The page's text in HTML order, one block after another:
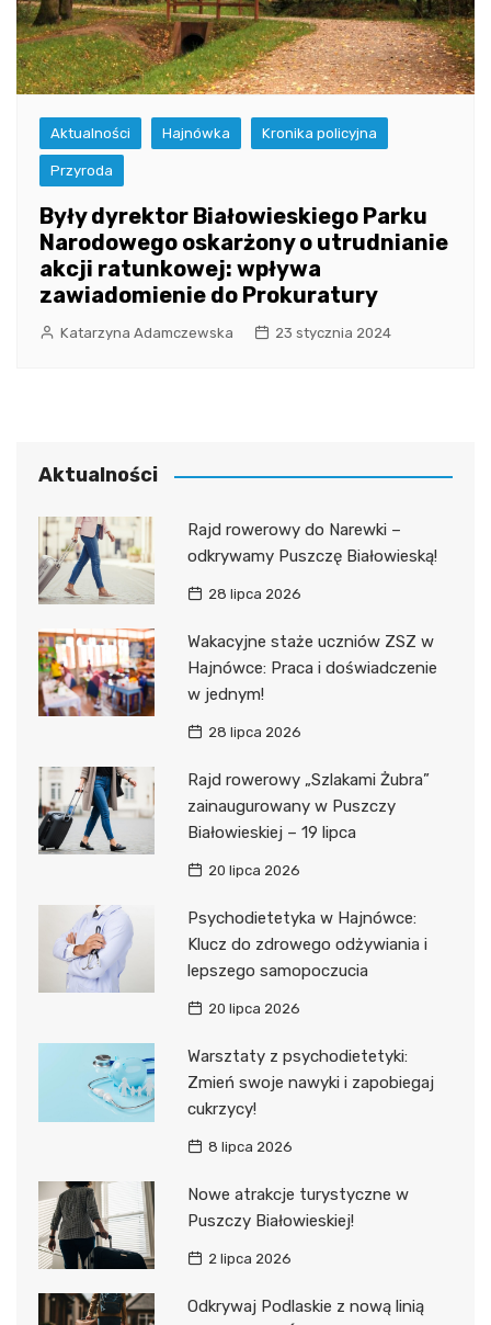
Aktualności Hajnówka Kronika policyjna
Przyroda
Były dyrektor Białowieskiego Parku
Narodowego oskarżony o utrudnianie
akcji ratunkowej: wpływa
zawiadomienie do Prokuratury
Katarzyna Adamczewska 23 stycznia 2024
Aktualności
Rajd rowerowy do Narewki –
odkrywamy Puszczę Białowieską!
28 lipca 2026
Wakacyjne staże uczniów ZSZ w
Hajnówce: Praca i doświadczenie
w jednym!
28 lipca 2026
Rajd rowerowy „Szlakami Żubra”
zainaugurowany w Puszczy
Białowieskiej – 19 lipca
20 lipca 2026
Psychodietetyka w Hajnówce:
Klucz do zdrowego odżywiania i
lepszego samopoczucia
20 lipca 2026
Warsztaty z psychodietetyki:
Zmień swoje nawyki i zapobiegaj
cukrzycy!
8 lipca 2026
Nowe atrakcje turystyczne w
Puszczy Białowieskiej!
2 lipca 2026
Odkrywaj Podlaskie z nową linią